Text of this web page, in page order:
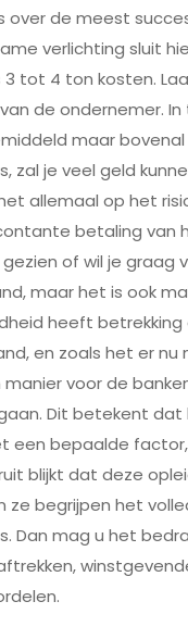
over de meest
verlichting sluit
tot 4 ton kosten.
de ondernemer.
maar
zal je veel geld
allemaal op het
betaling van
of wil je graag
maar het is ook
heeft
en zoals het er
voor de
Dit betekent
een bepaalde
blijkt dat deze
begrijpen het
Dan mag u het